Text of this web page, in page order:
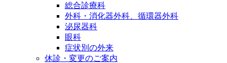
総合診療科
外科・消化器外科、循環器外科
泌尿器科
眼科
症状別の外来
休診・変更のご案内